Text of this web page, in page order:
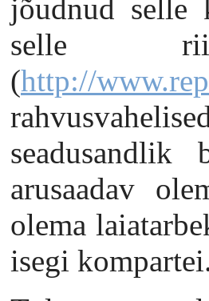
jõudnud selle
selle
(http://
seadusandlik
arusaadav
olema
isegi